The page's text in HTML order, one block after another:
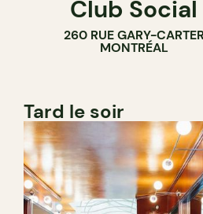
Club Social
260 RUE GARY-
MONTRÉAL
Tard le soir